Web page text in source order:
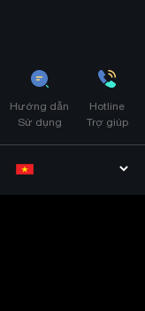
Hướng dẫn
Sử dụng
Hotline
Trợ giúp